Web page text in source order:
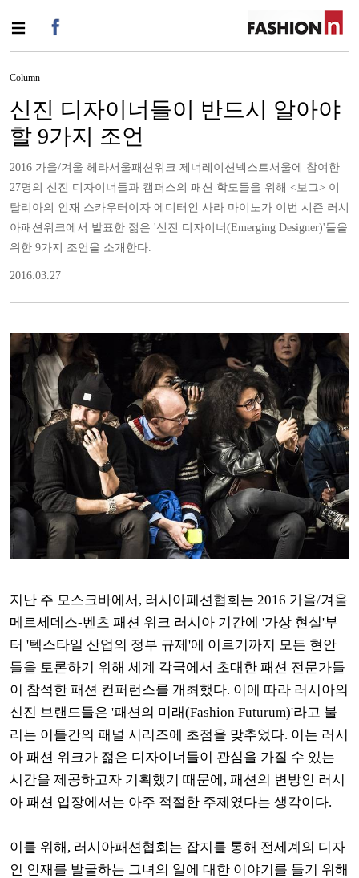
Column
신진 디자이너들이 반드시 알아야
할 9가지 조언
2016 가을/겨울 헤라서울패션위크 제너레이션넥스트서울에 참여한
27명의 신진 디자이너들과 캠퍼스의 패션 학도들을 위해 <보그> 이
탈리아의 인재 스카우터이자 에디터인 사라 마이노가 이번 시즌 러시
아패션위크에서 발표한 젊은 '신진 디자이너(Emerging Designer)'들을
위한 9가지 조언을 소개한다.
2016.03.27
지난 주 모스크바에서, 러시아패션협회는 2016 가을/겨울
메르세데스-벤츠 패션 위크 러시아 기간에 '가상 현실'부
터 '텍스타일 산업의 정부 규제'에 이르기까지 모든 현안
들을 토론하기 위해 세계 각국에서 초대한 패션 전문가들
이 참석한 패션 컨퍼런스를 개최했다. 이에 따라 러시아의
신진 브랜드들은 '패션의 미래(Fashion Futurum)'라고 불
리는 이틀간의 패널 시리즈에 초점을 맞추었다. 이는 러시
아 패션 위크가 젊은 디자이너들이 관심을 가질 수 있는
시간을 제공하고자 기획했기 때문에, 패션의 변방인 러시
아 패션 입장에서는 아주 적절한 주제였다는 생각이다.
이를 위해, 러시아패션협회는 잡지를 통해 전세계의 디자
인 인재를 발굴하는 그녀의 일에 대한 이야기를 들기 위해